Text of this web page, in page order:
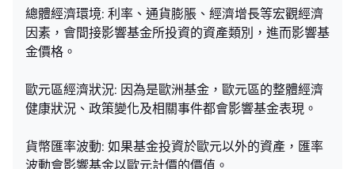
總體經濟環境: 利率、通貨膨脹、經濟增長等宏觀經濟
因素，會間接影響基金所投資的資產類別，進而影響基
金價格。
歐元區經濟狀況: 因為是歐洲基金，歐元區的整體經濟
健康狀況、政策變化及相關事件都會影響基金表現。
貨幣匯率波動: 如果基金投資於歐元以外的資產，匯率
波動會影響基金以歐元計價的價值。